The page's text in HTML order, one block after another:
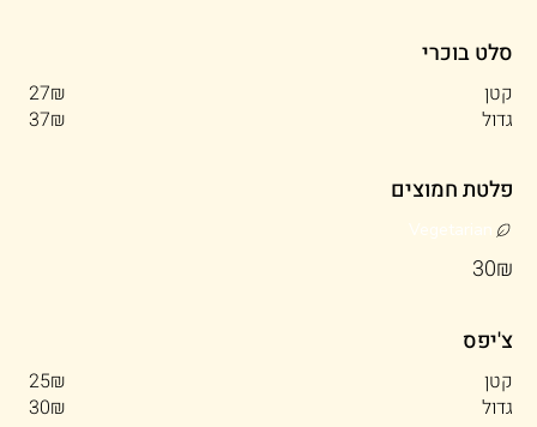
סלט בוכרי
קטן
‏27 ‏₪
גדול
‏37 ‏₪
פלטת חמוצים
‏30 ‏₪
Vegetarian
צ'יפס
קטן
‏25 ‏₪
גדול
‏30 ‏₪